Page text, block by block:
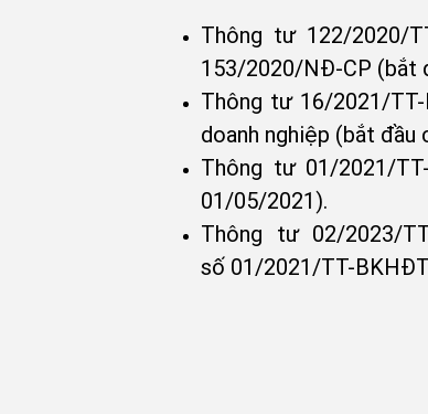
Thông tư 122/2020/
153/2020/NĐ-CP (bắt
Thông tư 16/2021/
doanh nghiệp (bắt
Thông tư 01/2021/
01/05/2021).
Thông tư 02/2023/
số 01/2021/TT-BKHĐT